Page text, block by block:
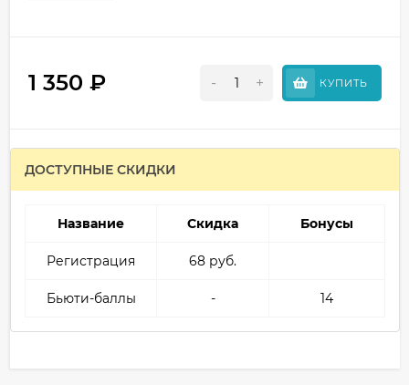
1 350 ₽ - + КУПИТЬ
ДОСТУПНЫЕ СКИДКИ
Название Скидка Бонусы
Регистрация 68 руб.
Бьюти-баллы - 14